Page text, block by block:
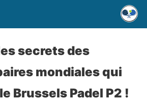
secrets des
mondiales qui
Brussels Padel P2 !